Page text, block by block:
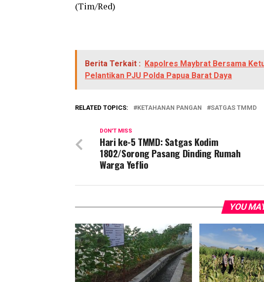
(Tim/Red)
Berita Terkait :
Kapolres Maybrat Bersama
Pelantikan PJU Polda Papua Barat Daya
RELATED TOPICS: KETAHANAN PANGAN SATGAS TMMD
DON'T MISS
Hari ke-5 TMMD: Satgas Kodim
1802/Sorong Pasang Dinding Rumah
Warga Yeflio
YOU